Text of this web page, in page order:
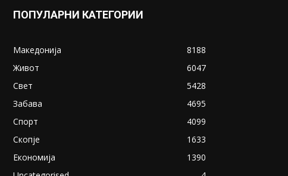
ПОПУЛАРНИ КАТЕГОРИИ
Македонија
8188
Живот
6047
Свет
5428
Забава
4695
Спорт
4099
Скопје
1633
Економија
1390